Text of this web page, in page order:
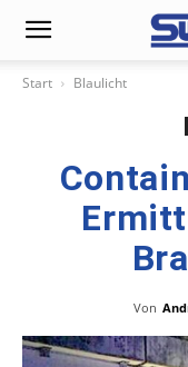
Start Blaulicht
Von